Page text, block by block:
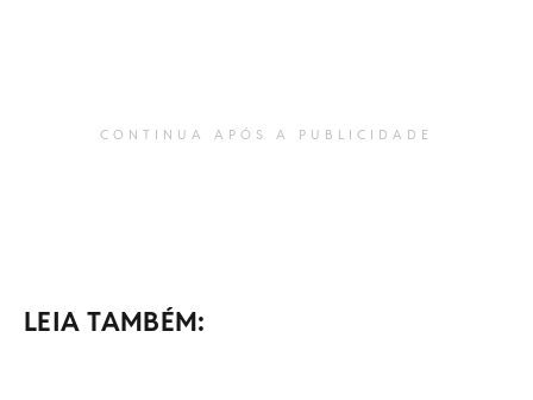
CONTINUA APÓS A PUBLICIDADE
LEIA TAMBÉM: